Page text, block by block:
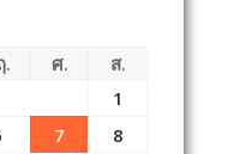
. ศ.
ส.
1
7
8